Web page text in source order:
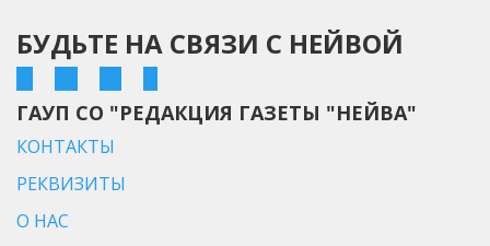
БУДЬТЕ НА СВЯЗИ С НЕЙВОЙ
ГАУП СО "РЕДАКЦИЯ ГАЗЕТЫ "НЕЙВА"
КОНТАКТЫ
РЕКВИЗИТЫ
О НАС